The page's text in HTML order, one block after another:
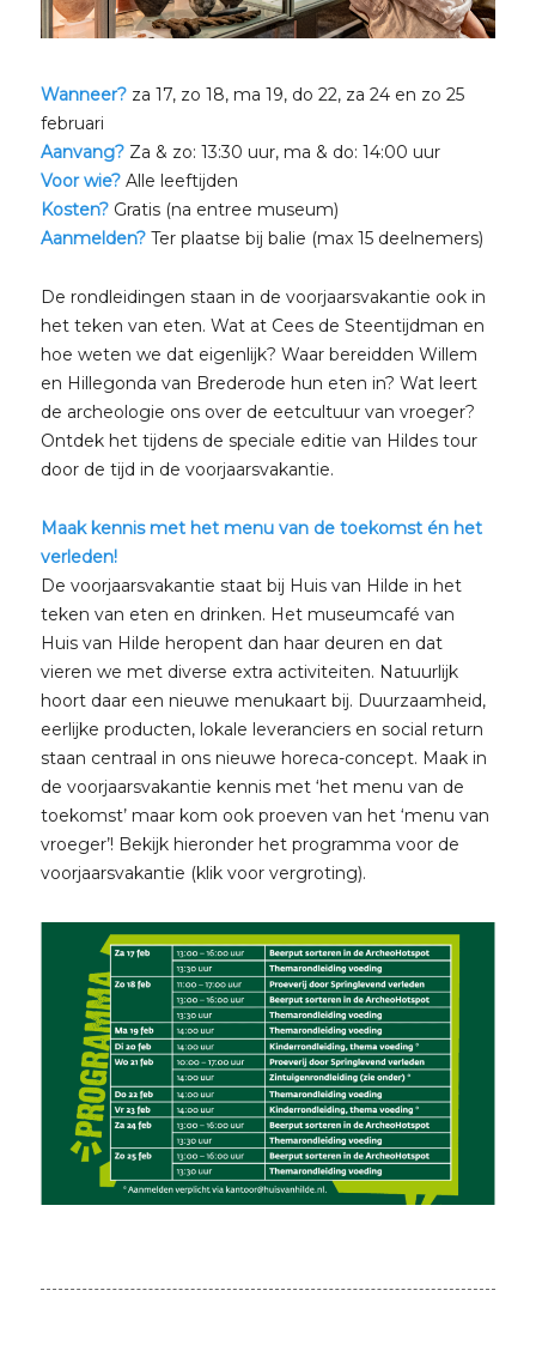
Wanneer?za 17, zo 18, ma 19, do 22, za 24 en zo 25
februari
Aanvang? Za & zo: 13:30 uur, ma & do: 14:00 uur
Voor wie?Alle leeftijden
Kosten?Gratis (na entree museum)
Aanmelden? Ter plaatse bij balie (max 15 deelnemers)
De rondleidingen staan in de voorjaarsvakantie ook in
het teken van eten. Wat at Cees de Steentijdman en
hoe weten we dat eigenlijk? Waar bereidden Willem
en Hillegonda van Brederode hun eten in? Wat leert
de archeologie ons over de eetcultuur van vroeger?
Ontdek het tijdens de speciale editie van Hildes tour
door de tijd in de voorjaarsvakantie.
Maak kennis met het menu van de toekomst én het
verleden!
De voorjaarsvakantie staat bij Huis van Hilde in het
teken van eten en drinken. Het museumcafé van
Huis van Hilde heropent dan haar deuren en dat
vieren we met diverse extra activiteiten. Natuurlijk
hoort daar een nieuwe menukaart bij. Duurzaamheid,
eerlijke producten, lokale leveranciers en social return
staan centraal in ons nieuwe horeca-concept. Maak in
de voorjaarsvakantie kennis met ‘het menu van de
toekomst’ maar kom ook proeven van het ‘menu van
vroeger’! Bekijk hieronder het programma voor de
voorjaarsvakantie (klik voor vergroting).